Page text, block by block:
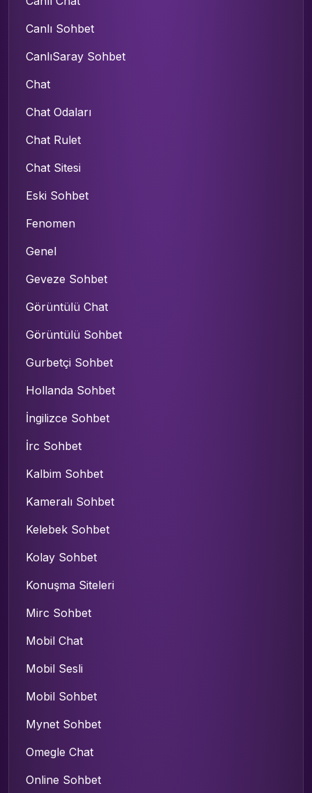
Canlı Sohbet
CanlıSaray Sohbet
Chat
Chat Odaları
Chat Rulet
Chat Sitesi
Eski Sohbet
Fenomen
Genel
Geveze Sohbet
Görüntülü Chat
Görüntülü Sohbet
Gurbetçi Sohbet
Hollanda Sohbet
İngilizce Sohbet
İrc Sohbet
Kalbim Sohbet
Kameralı Sohbet
Kelebek Sohbet
Kolay Sohbet
Konuşma Siteleri
Mirc Sohbet
Mobil Chat
Mobil Sesli
Mobil Sohbet
Mynet Sohbet
Omegle Chat
Online Sohbet